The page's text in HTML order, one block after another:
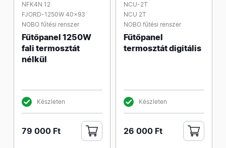
NFK4N 12
FJORD-1250W 40x93
NOBO fűtési renszer
Fűtőpanel 1250W
fali termosztát
nélkül
Készleten
79 000 Ft
NCU-2T
NCU 2T
NOBO fűtési renszer
Fűtőpanel
termosztát digitális
Készleten
26 000 Ft